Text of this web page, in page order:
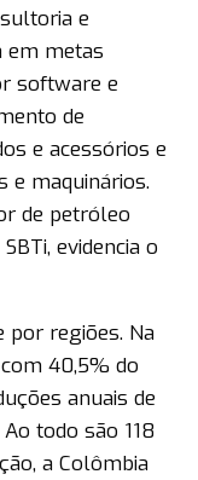
e
em metas
software e
de
e acessórios e
e maquinários.
de petróleo
evidencia o
por regiões. Na
40,5% do
anuais de
todo são 118
a Colômbia